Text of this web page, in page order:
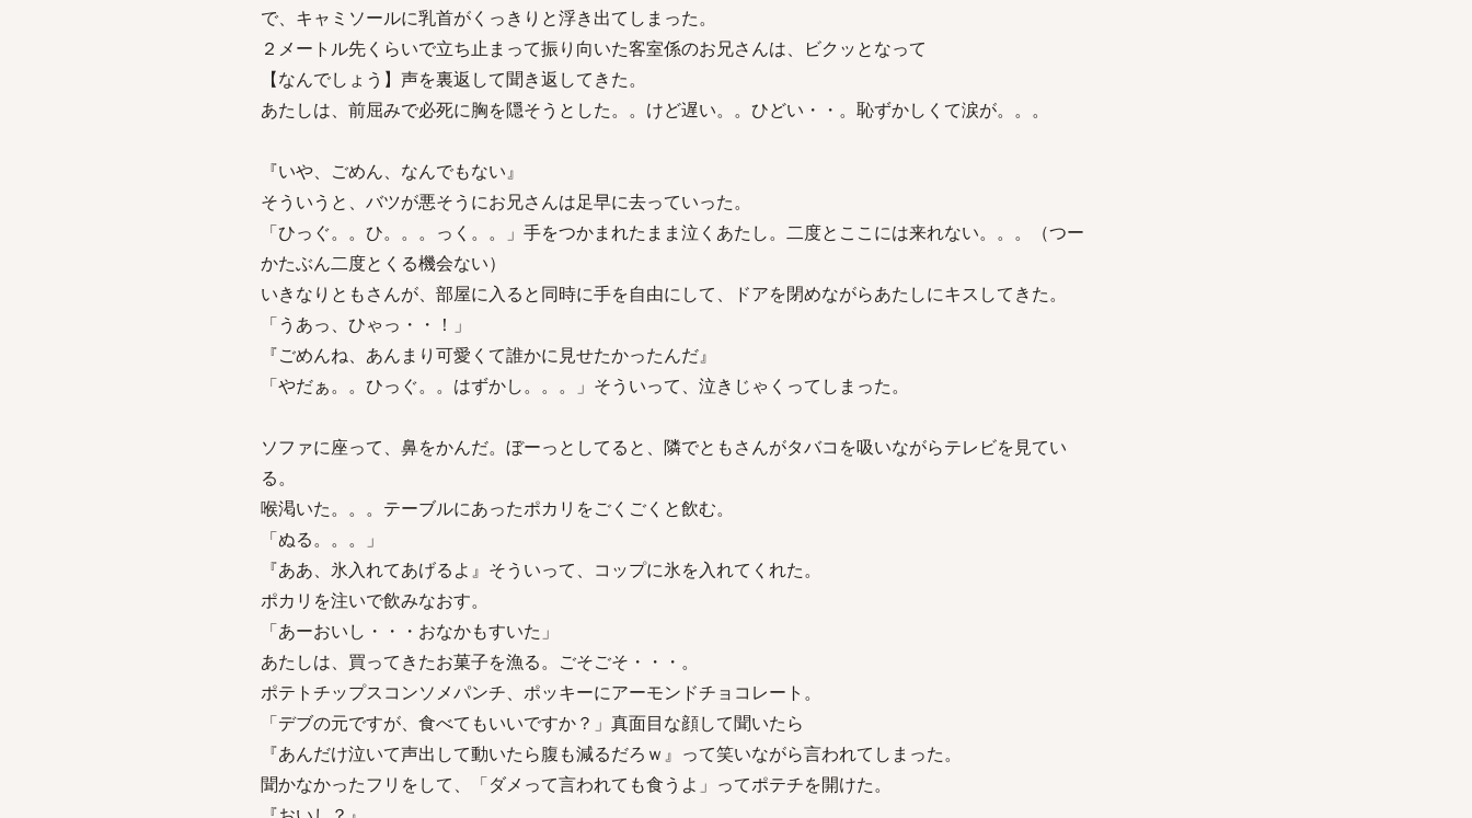
で、キャミソールに乳首がくっきりと浮き出てしまった。
２メートル先くらいで立ち止まって振り向いた客室係のお兄さんは、ビクッとなって
【なんでしょう】声を裏返して聞き返してきた。
あたしは、前屈みで必死に胸を隠そうとした。。けど遅い。。ひどい・・。恥ずかしくて涙が。。。
『いや、ごめん、なんでもない』
そういうと、バツが悪そうにお兄さんは足早に去っていった。
「ひっぐ。。ひ。。。っく。。」手をつかまれたまま泣くあたし。二度とここには来れない。。。（つー
かたぶん二度とくる機会ない）
いきなりともさんが、部屋に入ると同時に手を自由にして、ドアを閉めながらあたしにキスしてきた。
「うあっ、ひゃっ・・！」
『ごめんね、あんまり可愛くて誰かに見せたかったんだ』
「やだぁ。。ひっぐ。。はずかし。。。」そういって、泣きじゃくってしまった。
ソファに座って、鼻をかんだ。ぼーっとしてると、隣でともさんがタバコを吸いながらテレビを見てい
る。
喉渇いた。。。テーブルにあったポカリをごくごくと飲む。
「ぬる。。。」
『ああ、氷入れてあげるよ』そういって、コップに氷を入れてくれた。
ポカリを注いで飲みなおす。
「あーおいし・・・おなかもすいた」
あたしは、買ってきたお菓子を漁る。ごそごそ・・・。
ポテトチップスコンソメパンチ、ポッキーにアーモンドチョコレート。
「デブの元ですが、食べてもいいですか？」真面目な顔して聞いたら
『あんだけ泣いて声出して動いたら腹も減るだろｗ』って笑いながら言われてしまった。
聞かなかったフリをして、「ダメって言われても食うよ」ってポテチを開けた。